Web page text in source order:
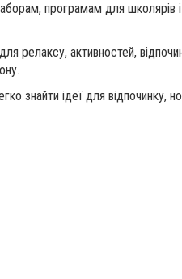
програмам для школярів
релаксу, активностей,
знайти ідеї для відпочинку,